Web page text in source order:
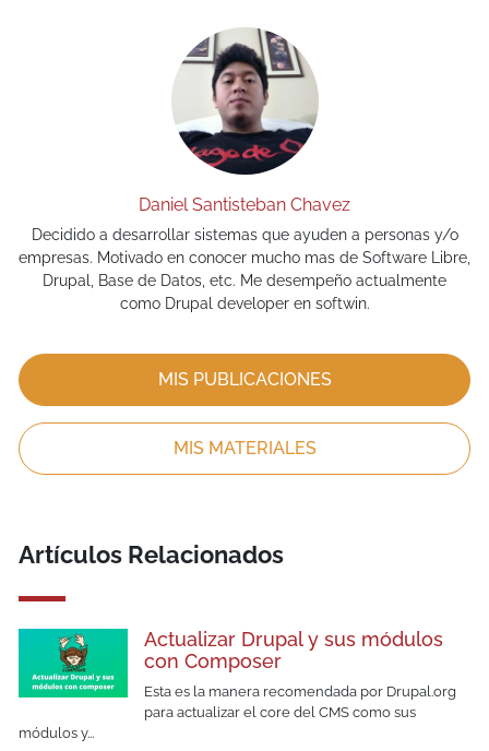
Daniel Santisteban Chavez
Decidido a desarrollar sistemas que ayuden a personas y/o
empresas. Motivado en conocer mucho mas de Software Libre,
Drupal, Base de Datos, etc. Me desempeño actualmente
como Drupal developer en softwin.
MIS PUBLICACIONES
MIS MATERIALES
Artículos Relacionados
Actualizar Drupal y sus módulos
con Composer
Esta es la manera recomendada por Drupal.org
para actualizar el core del CMS como sus
módulos y...